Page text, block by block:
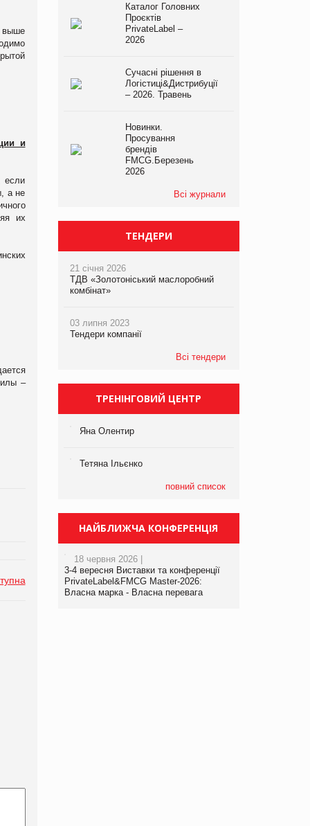
выше
и
если
а не
их
–
Каталог Головних
Проєктів
PrivateLabel –
2026
Сучасні рішення в
Логістиці&Дистрибуції
– 2026. Травень
Новинки.
Просування
брендів
FMCG.Березень
2026
Всі журнали
ТЕНДЕРИ
21 січня 2026
ТДВ «Золотоніський маслоробний
комбінат»
03 липня 2023
Тендери компанії
Всі тендери
ТРЕНІНГОВИЙ ЦЕНТР
Яна Олентир
Тетяна Ільєнко
повний список
НАЙБЛИЖЧА КОНФЕРЕНЦІЯ
18 червня 2026 |
3-4 вересня Виставки та конференції
PrivateLabel&FMCG Master-2026:
Власна марка - Власна перевага